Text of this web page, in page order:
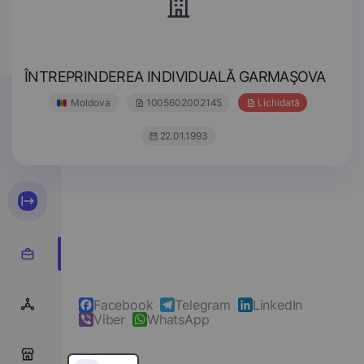
ÎNTREPRINDEREA INDIVIDUALĂ GARMAŞOVA
Moldova 1005602002145 Lichidată
22.01.1993
Facebook Telegram
LinkedIn
Viber
WhatsApp